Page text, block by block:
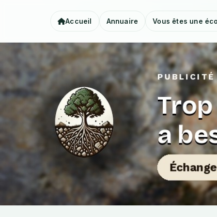
Accueil Annuaire Vous êtes une